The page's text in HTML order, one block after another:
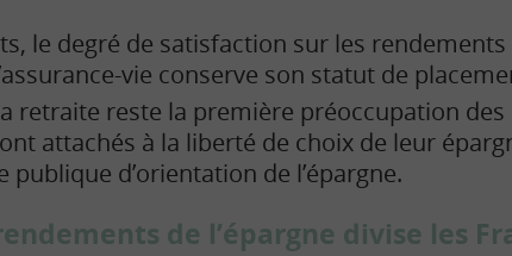
le degré de satisfaction sur les rendements
vie conserve son statut de
retraite reste la première préoccupation des
attachés à la liberté de choix de leur
d’orientation de l’épargne.
de l’épargne divise les